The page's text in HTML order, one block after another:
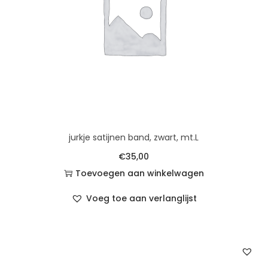
jurkje satijnen band, zwart, mt.L
€35,00
Toevoegen aan winkelwagen
Voeg toe aan verlanglijst